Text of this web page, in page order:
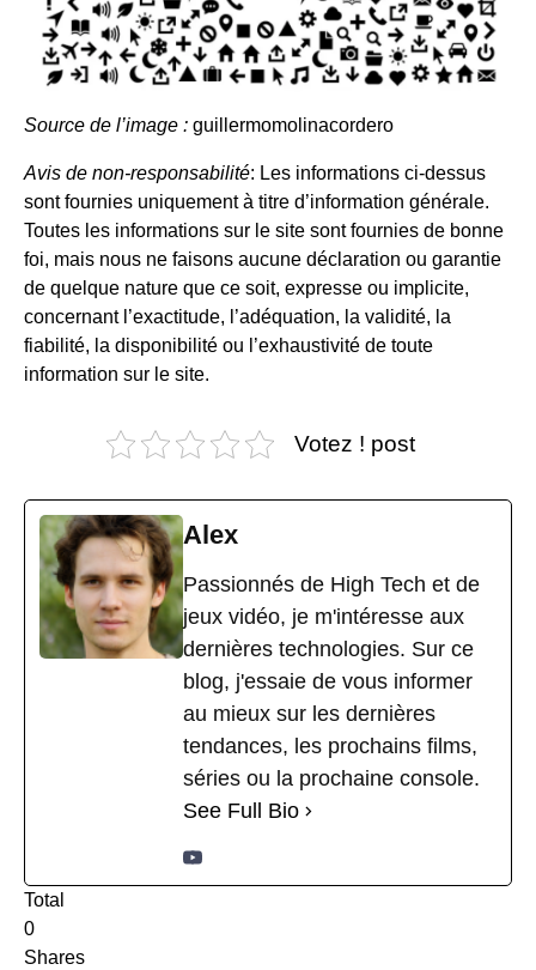
Source de l’image : guillermomolinacordero
Avis de non-responsabilité: Les informations ci-dessus
sont fournies uniquement à titre d’information générale.
Toutes les informations sur le site sont fournies de bonne
foi, mais nous ne faisons aucune déclaration ou garantie
de quelque nature que ce soit, expresse ou implicite,
concernant l’exactitude, l’adéquation, la validité, la
fiabilité, la disponibilité ou l’exhaustivité de toute
information sur le site.
Votez ! post
Alex
Passionnés de High Tech et de
jeux vidéo, je m'intéresse aux
dernières technologies. Sur ce
blog, j'essaie de vous informer
au mieux sur les dernières
tendances, les prochains films,
séries ou la prochaine console.
See Full Bio
Total
0
Shares